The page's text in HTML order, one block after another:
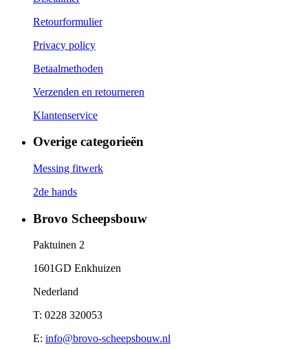
Retourformulier
Privacy policy
Betaalmethoden
Verzenden en retourneren
Klantenservice
Overige categorieën
Messing fitwerk
2de hands
Brovo Scheepsbouw
Paktuinen 2
1601GD Enkhuizen
Nederland
T: 0228 320053
E: info@brovo-scheepsbouw.nl